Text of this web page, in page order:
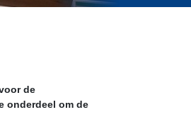
de
onderdeel om de